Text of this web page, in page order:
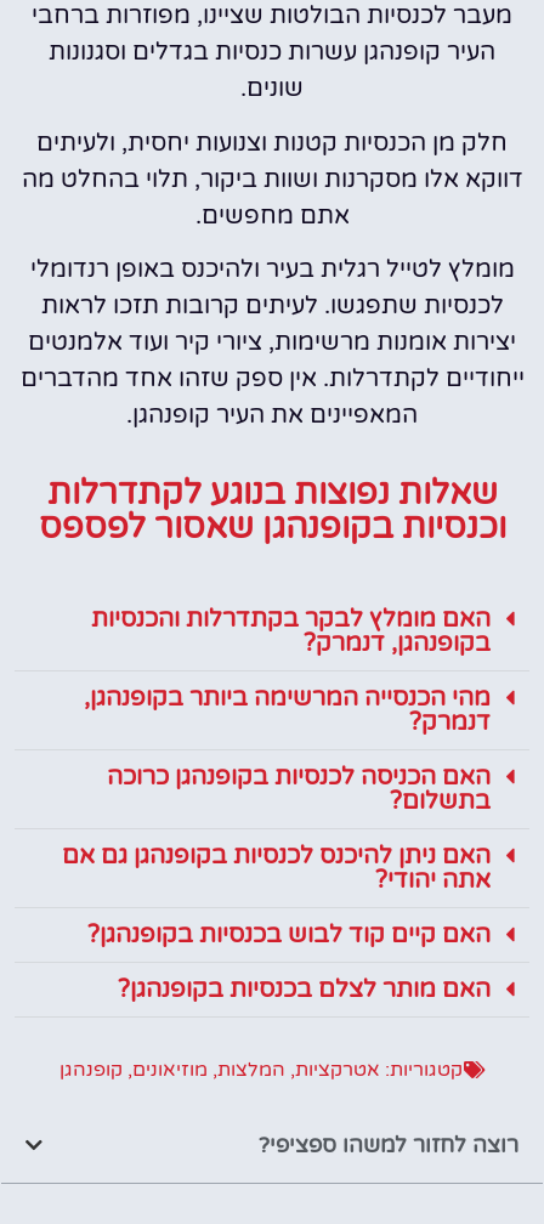
מעבר לכנסיות הבולטות שציינו, מפוזרות ברחבי
העיר קופנהגן עשרות כנסיות בגדלים וסגנונות
שונים.
חלק מן הכנסיות קטנות וצנועות יחסית, ולעיתים
דווקא אלו מסקרנות ושוות ביקור, תלוי בהחלט מה
אתם מחפשים.
מומלץ לטייל רגלית בעיר ולהיכנס באופן רנדומלי
לכנסיות שתפגשו. לעיתים קרובות תזכו לראות
יצירות אומנות מרשימות, ציורי קיר ועוד אלמנטים
ייחודיים לקתדרלות. אין ספק שזהו אחד מהדברים
המאפיינים את העיר קופנהגן.
שאלות נפוצות בנוגע לקתדרלות
וכנסיות בקופנהגן שאסור לפספס
האם מומלץ לבקר בקתדרלות והכנסיות
בקופנהגן, דנמרק?
מהי הכנסייה המרשימה ביותר בקופנהגן,
דנמרק?
האם הכניסה לכנסיות בקופנהגן כרוכה
בתשלום?
האם ניתן להיכנס לכנסיות בקופנהגן גם אם
אתה יהודי?
האם קיים קוד לבוש בכנסיות בקופנהגן?
האם מותר לצלם בכנסיות בקופנהגן?
קטגוריות: אטרקציות, המלצות, מוזיאונים, קופנהגן
רוצה לחזור למשהו ספציפי?